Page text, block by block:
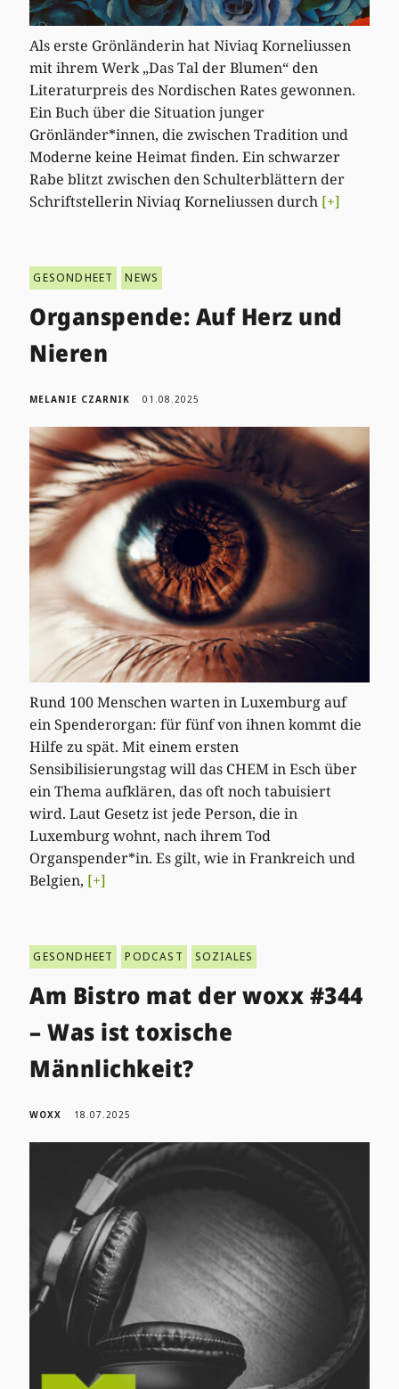
Als erste Grönländerin hat Niviaq Korneliussen
mit ihrem Werk „Das Tal der Blumen“ den
Literaturpreis des Nordischen Rates gewonnen.
Ein Buch über die Situation junger
Grönländer*innen, die zwischen Tradition und
Moderne keine Heimat finden. Ein schwarzer
Rabe blitzt zwischen den Schulterblättern der
Schriftstellerin Niviaq Korneliussen durch [+]
GESONDHEET NEWS
Organspende: Auf Herz und
Nieren
MELANIE CZARNIK 01.08.2025
Rund 100 Menschen warten in Luxemburg auf
ein Spenderorgan: für fünf von ihnen kommt die
Hilfe zu spät. Mit einem ersten
Sensibilisierungstag will das CHEM in Esch über
ein Thema aufklären, das oft noch tabuisiert
wird. Laut Gesetz ist jede Person, die in
Luxemburg wohnt, nach ihrem Tod
Organspender*in. Es gilt, wie in Frankreich und
Belgien, [+]
GESONDHEET PODCAST SOZIALES
Am Bistro mat der woxx #344
– Was ist toxische
Männlichkeit?
WOXX 18.07.2025